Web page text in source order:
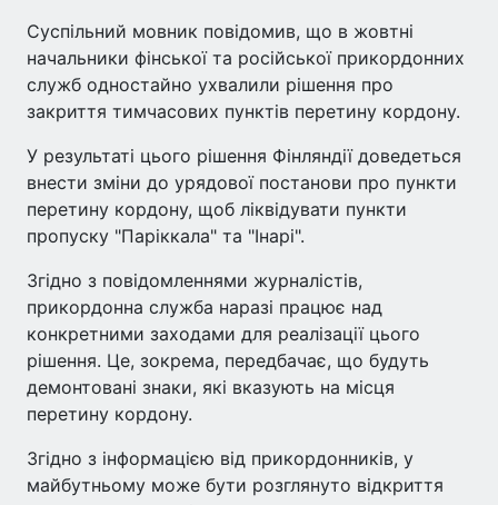
Суспільний мовник повідомив, що в жовтні
начальники фінської та російської прикордонних
служб одностайно ухвалили рішення про
закриття тимчасових пунктів перетину кордону.
У результаті цього рішення Фінляндії доведеться
внести зміни до урядової постанови про пункти
перетину кордону, щоб ліквідувати пункти
пропуску "Паріккала" та "Інарі".
Згідно з повідомленнями журналістів,
прикордонна служба наразі працює над
конкретними заходами для реалізації цього
рішення. Це, зокрема, передбачає, що будуть
демонтовані знаки, які вказують на місця
перетину кордону.
Згідно з інформацією від прикордонників, у
майбутньому може бути розглянуто відкриття